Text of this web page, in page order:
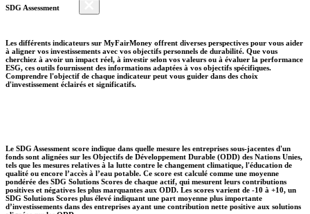
SDG Assessment
Les différents indicateurs sur MyFairMoney offrent diverses perspectives pour vous aider
à aligner vos investissements avec vos objectifs personnels de durabilité. Que vous
cherchiez à avoir un impact réel, à investir selon vos valeurs ou à évaluer la performance
ESG, ces outils fournissent des informations adaptées à vos objectifs spécifiques.
Comprendre l'objectif de chaque indicateur peut vous guider dans des choix
d'investissement éclairés et significatifs.
Le SDG Assessment score indique dans quelle mesure les entreprises sous-jacentes d'un
fonds sont alignées sur les Objectifs de Développement Durable (ODD) des Nations Unies,
tels que les mesures relatives à la lutte contre le changement climatique, l'éducation de
qualité ou encore l’accès à l’eau potable. Ce score est calculé comme une moyenne
pondérée des SDG Solutions Scores de chaque actif, qui mesurent leurs contributions
positives et négatives les plus marquantes aux ODD. Les scores varient de -10 à +10, un
SDG Solutions Scores plus élevé indiquant une part moyenne plus importante
d’investissements dans des entreprises ayant une contribution nette positive aux solutions